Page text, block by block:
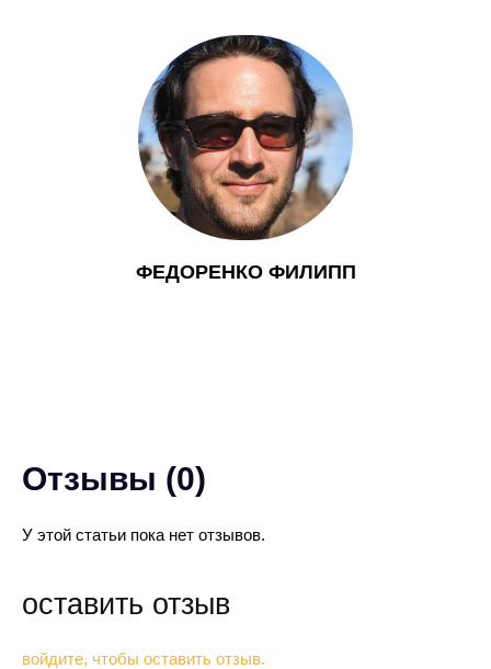
ФЕДОРЕНКО ФИЛИПП
Отзывы (0)
У этой статьи пока нет отзывов.
оставить отзыв
войдите, чтобы оставить отзыв.